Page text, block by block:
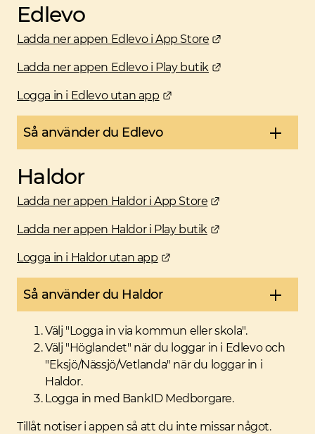
Edlevo
Ladda ner appen Edlevo i App Store
Ladda ner appen Edlevo i Play butik
Logga in i Edlevo utan app Länk till annan webbplats.
Så använder du Edlevo
Haldor
Ladda ner appen Haldor i App Store
Ladda ner appen Haldor i Play butik
Logga in i Haldor utan app Länk till annan webbplats.
Så använder du Haldor
Välj "Logga in via kommun eller skola".
Välj "Höglandet" när du loggar in i Edlevo och
"Eksjö/Nässjö/Vetlanda" när du loggar in i
Haldor.
Logga in med BankID Medborgare.
Tillåt notiser i appen så att du inte missar något.